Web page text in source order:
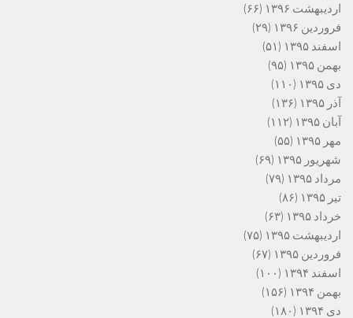
اردیبهشت ۱۳۹۶
(۶۶)
فروردین ۱۳۹۶
(۲۹)
اسفند ۱۳۹۵
(۵۱)
بهمن ۱۳۹۵
(۹۵)
دی ۱۳۹۵
(۱۱۰)
آذر ۱۳۹۵
(۱۳۶)
آبان ۱۳۹۵
(۱۱۲)
مهر ۱۳۹۵
(۵۵)
شهریور ۱۳۹۵
(۶۹)
مرداد ۱۳۹۵
(۷۹)
تیر ۱۳۹۵
(۸۶)
خرداد ۱۳۹۵
(۶۳)
اردیبهشت ۱۳۹۵
(۷۵)
فروردین ۱۳۹۵
(۶۷)
اسفند ۱۳۹۴
(۱۰۰)
بهمن ۱۳۹۴
(۱۵۶)
دی ۱۳۹۴
(۱۸۰)